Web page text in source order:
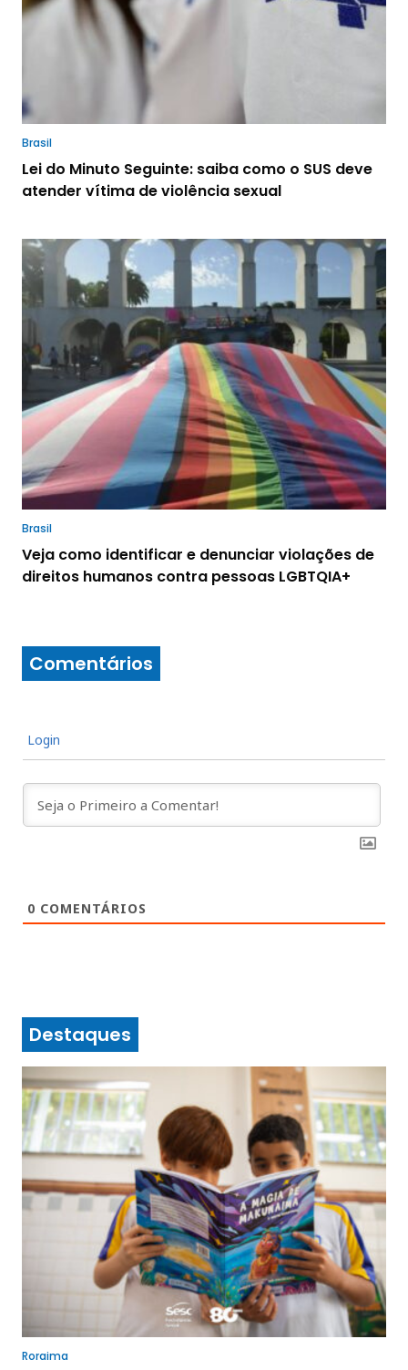
Brasil
Lei do Minuto Seguinte: saiba como o SUS deve
atender vítima de violência sexual
Brasil
Veja como identificar e denunciar violações de
direitos humanos contra pessoas LGBTQIA+
Comentários
Login
0 COMENTÁRIOS
Destaques
Roraima